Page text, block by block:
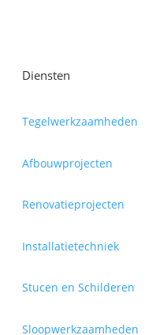
Diensten
Tegelwerkzaamheden
Afbouwprojecten
Renovatieprojecten
Installatietechniek
Stucen en Schilderen
Sloopwerkzaamheden